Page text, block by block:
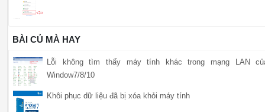
BÀI CỦ MÀ HAY
Lỗi không tìm thấy máy tính khác trong mạng LAN
Window7/8/10
Khôi phục dữ liệu đã bị xóa khỏi máy tính